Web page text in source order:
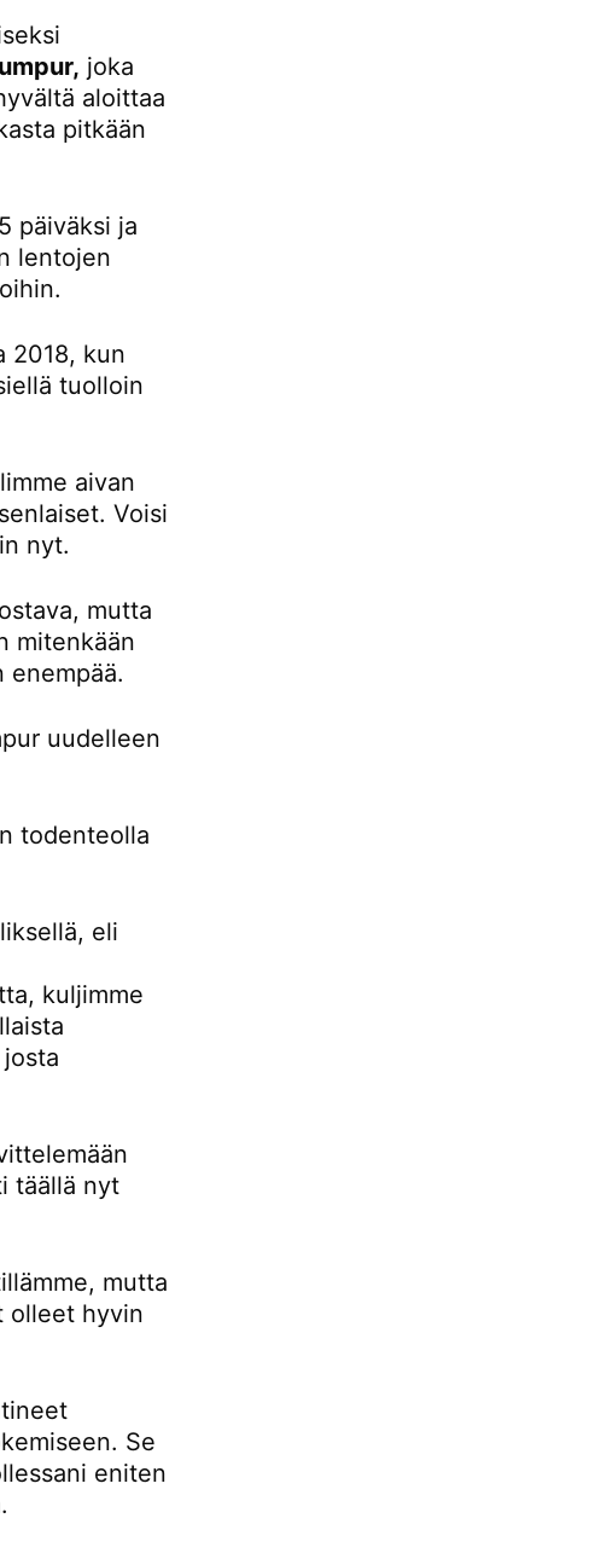
joka
aloittaa
pitkään
päiväksi ja
lentojen
2018, kun
tuolloin
aivan
Voisi
nyt.
mutta
mitenkään
enempää.
uudelleen
todenteolla
eli
kuljimme
täällä nyt
mutta
olleet hyvin
Se
eniten